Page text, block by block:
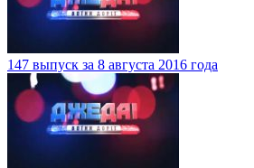
147 выпуск за 8 августа 2016 года